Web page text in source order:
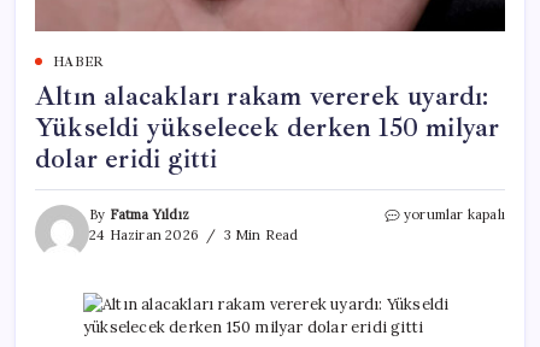
HABER
Altın alacakları rakam vererek uyardı:
Yükseldi yükselecek derken 150 milyar
dolar eridi gitti
By Fatma Yıldız
24 Haziran 2026
3 Min Read
Altın
uyardı:
yükselecek
yorumlar kapalı